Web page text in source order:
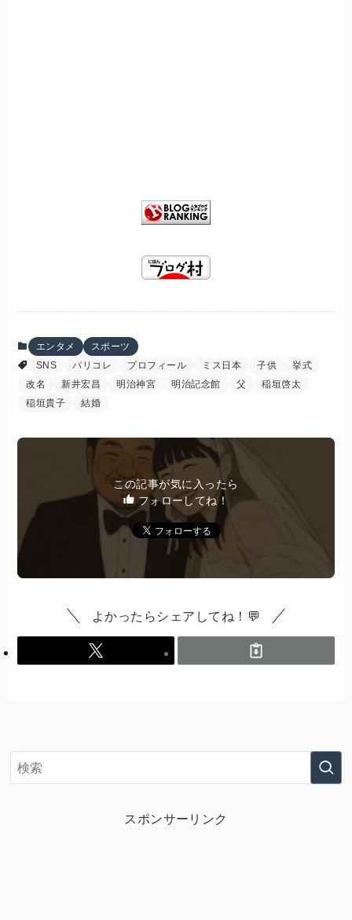
エンタメ
スポーツ
SNS
パリコレ プロフィール ミス日本 子供
挙式
改名
新井宏昌 明治神宮 明治記念館 父
稲垣啓太
稲垣貴子
結婚
この記事が気に入ったら
フォローしてね！
よかったらシェアしてね！💬
スポンサーリンク